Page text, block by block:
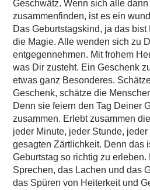
Geschwätz. Wenn sich alle
zusammenfinden, ist es ein
Das Geburtstagskind, ja das
die Magie. Alle wenden sich zu
entgegennehmen. Mit frohem
was Dir zusteht. Ein Geschenk
etwas ganz Besonderes.
Geschenk, schätze die
Denn sie feiern den Tag Deiner
zusammen. Erlebt zusammen
jeder Minute, jeder Stunde,
gesagten Zärtlichkeit. Denn das
Geburtstag so richtig zu
Sprechen, das Lachen und das
das Spüren von Heiterkeit und